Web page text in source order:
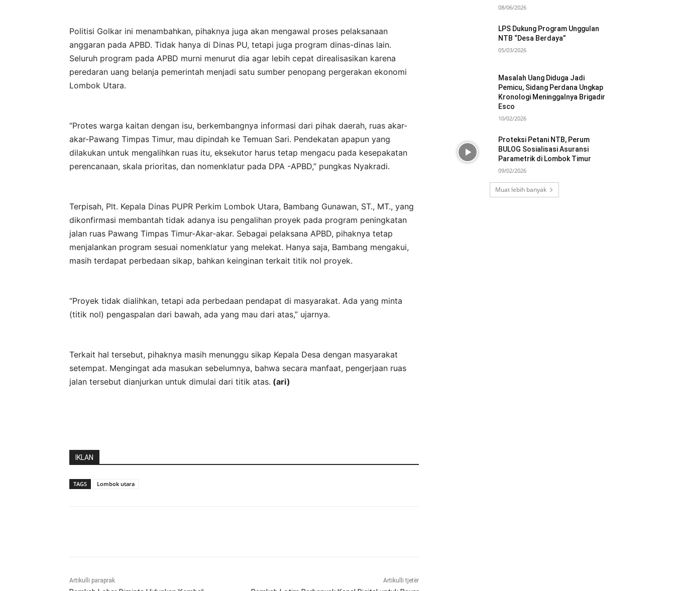
Politisi Golkar ini menambahkan, pihaknya juga akan mengawal proses pelaksanaan
anggaran pada APBD. Tidak hanya di Dinas PU, tetapi juga program dinas-dinas lain.
Seluruh program pada APBD murni menurut dia agar lebih cepat direalisasikan karena
peredaran uang belanja pemerintah menjadi satu sumber penopang pergerakan ekonomi
Lombok Utara.
“Protes warga kaitan dengan isu, berkembangnya informasi dari pihak daerah, ruas akar-
akar-Pawang Timpas Timur, mau dipindah ke Temuan Sari. Pendekatan apapun yang
dilakukan untuk mengalihkan ruas itu, eksekutor harus tetap mengacu pada kesepakatan
perencanaan, skala prioritas, dan nomenklatur pada DPA -APBD,” pungkas Nyakradi.
Terpisah, Plt. Kepala Dinas PUPR Perkim Lombok Utara, Bambang Gunawan, ST., MT., yang
dikonfirmasi membantah tidak adanya isu pengalihan proyek pada program peningkatan
jalan ruas Pawang Timpas Timur-Akar-akar. Sebagai pelaksana APBD, pihaknya tetap
menjalankan program sesuai nomenklatur yang melekat. Hanya saja, Bambang mengakui,
masih terdapat perbedaan sikap, bahkan keinginan terkait titik nol proyek.
“Proyek tidak dialihkan, tetapi ada perbedaan pendapat di masyarakat. Ada yang minta
(titik nol) pengaspalan dari bawah, ada yang mau dari atas,” ujarnya.
Terkait hal tersebut, pihaknya masih menunggu sikap Kepala Desa dengan masyarakat
setempat. Mengingat ada masukan sebelumnya, bahwa secara manfaat, pengerjaan ruas
jalan tersebut dianjurkan untuk dimulai dari titik atas. (ari)
IKLAN
TAGS Lombok utara
Artikulli paraprak Artikulli tjetër
08/06/2026
LPS Dukung Program Unggulan
NTB “Desa Berdaya”
05/03/2026
Masalah Uang Diduga Jadi
Pemicu, Sidang Perdana Ungkap
Kronologi Meninggalnya Brigadir
Esco
10/02/2026
Proteksi Petani NTB, Perum
BULOG Sosialisasi Asuransi
Parametrik di Lombok Timur
09/02/2026
Muat lebih banyak